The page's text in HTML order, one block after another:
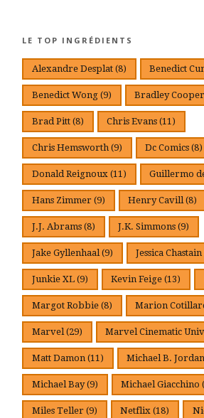
LE TOP INGRÉDIENTS
Alexandre Desplat (8) Benedict
Benedict Wong (9) Bradley Cooper
Brad Pitt (8) Chris Evans (11)
Chris Hemsworth (9) Dc Comics (8)
Donald Reignoux (11) Guillermo
Hans Zimmer (9) Henry Cavill(8)
J.J. Abrams (8) J.K. Simmons (9)
Jake Gyllenhaal(9) Jessica Chastain
Junkie XL (9) Kevin Feige (13)
Margot Robbie (8) Marion
Marvel(29) Marvel Cinematic
Matt Damon (11) Michael B. Jordan
Michael Bay(9) Michael Giacchino
Miles Teller (9) Netflix (18)